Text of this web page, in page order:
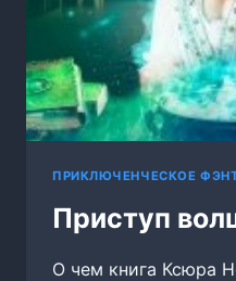
ПРИКЛЮЧЕНЧЕСКОЕ
Приступ
О чем книга Ксюра